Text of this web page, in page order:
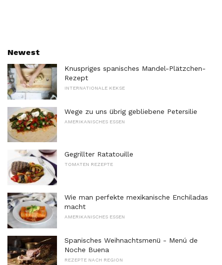
Newest
Knuspriges spanisches Mandel-Plätzchen-
Rezept
INTERNATIONALE KEKSE
Wege zu uns übrig gebliebene Petersilie
AMERIKANISCHES ESSEN
Gegrillter Ratatouille
TOMATEN REZEPTE
Wie man perfekte mexikanische Enchiladas
macht
AMERIKANISCHES ESSEN
Spanisches Weihnachtsmenü - Menú de
Noche Buena
REZEPTE NACH REGION